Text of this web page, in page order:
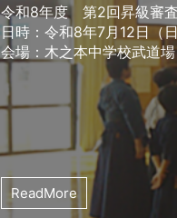
令和8年度 第2回昇級審
日時：令和8年7月12日（
会場：木之本中学校武道場
ReadMore